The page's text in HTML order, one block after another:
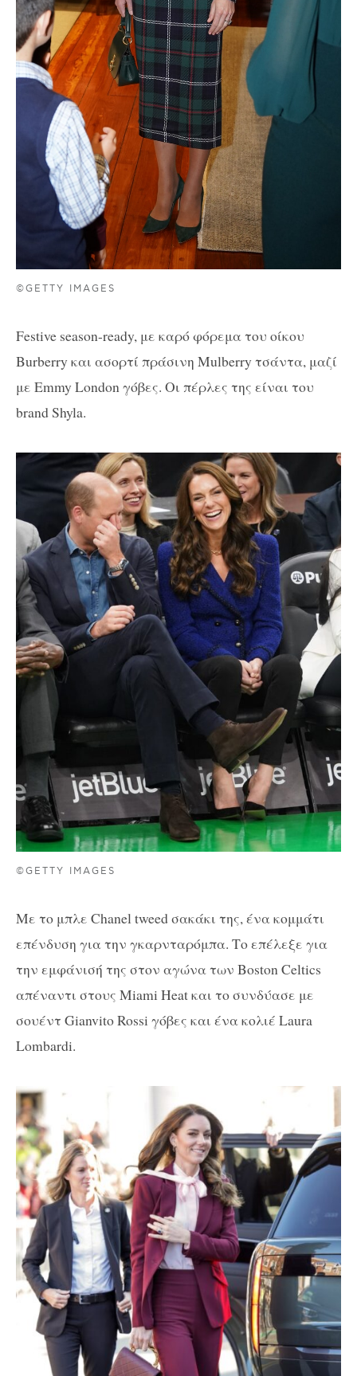
©GETTY IMAGES
Festive season-ready, με καρό φόρεμα του οίκου
Burberry και ασορτί πράσινη Mulberry τσάντα, μαζί
με Emmy London γόβες. Οι πέρλες της είναι του
brand Shyla.
©GETTY IMAGES
Με το μπλε Chanel tweed σακάκι της, ένα κομμάτι
επένδυση για την γκαρνταρόμπα. Το επέλεξε για
την εμφάνισή της στον αγώνα των Boston Celtics
απέναντι στους Miami Heat και το συνδύασε με
σουέντ Gianvito Rossi γόβες και ένα κολιέ Laura
Lombardi.